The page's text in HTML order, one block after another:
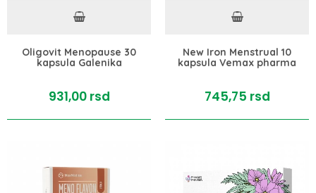
Oligovit Menopause 30
kapsula Galenika
931,00 rsd
New Iron Menstrual 10
kapsula Vemax pharma
745,75 rsd